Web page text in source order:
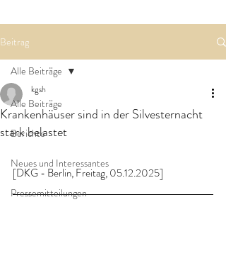
Beitrag
Alle Beiträge
Berichte
Neues und Interessantes
Pressemitteilungen
Alle Beiträge
Krankenhäuser sind in der Silvesternacht
stark belastet
kgsh
[DKG - Berlin, Freitag, 05.12.2025]